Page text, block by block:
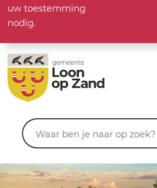
uw toestemming
nodig.
Waar ben je naar op zoek?